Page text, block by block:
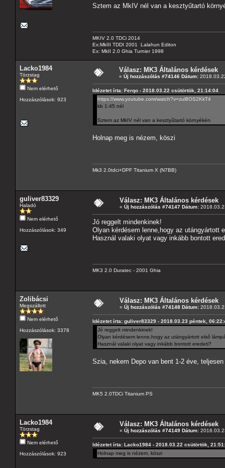
Sztem az MkIV nél van a kesztyűtartó
MKIV 2.0 TDCi 2014
Ex:MkIII TDDI 2001 Lalahun Editon
Ex: MkII 2.0 Ghia Turnier 1998
Lacko1984
Törzstag
Nem elérhető
Hozzászólások: 923
Válasz: MK3 Általános kérdések
« Új hozzászólás #74146 Dátum:
Idézetet írta: Ferqo - 2018.03.22 csütörtök, 21:14:04
https://www.youtube.com/watch?v=zul8OS2KkT4
kb 1:45 nél
Sztem az MkIV nél van a kesztyűtartó környékén.
Holnap meg is nézem, köszi
Mk3 2.0tdci+DPF Titanium X (N7BB)
guliver83329
Haladó
Nem elérhető
Hozzászólások: 349
Válasz: MK3 Általános kérdések
« Új hozzászólás #74147 Dátum:
Jó reggelt mindenkinek!
Olyan kérdésem lenne,hogy az utángyártott
Használ valaki olyat vagy inkább bontott
MK3 2.0 Duratec - 2001 Ghia
Zolibácsi
Megszállott
Nem elérhető
Hozzászólások: 3378
Válasz: MK3 Általános kérdések
« Új hozzászólás #74148 Dátum:
Idézetet írta: guliver83329 - 2018.03.23 péntek,
Jó reggelt mindenkinek!
Olyan kérdésem lenne,hogy az utángyártott első
Használ valaki olyat vagy inkább bontott eredeti?
Szia, nekem Depo van bent 1-2 éve,
MK5 2.0TDCi Titanium PS
Lacko1984
Törzstag
Nem elérhető
Hozzászólások: 923
Válasz: MK3 Általános kérdések
« Új hozzászólás #74149 Dátum:
Idézetet írta: Lacko1984 - 2018.03.22 csütörtök,
Holnap meg is nézem, köszi